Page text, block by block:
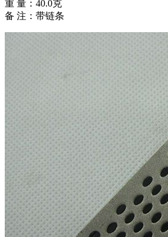
重 量：40.0克
备 注：带链条